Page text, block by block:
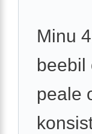
Minu
beebil
peale